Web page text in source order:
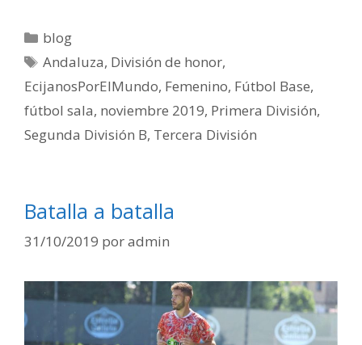
blog
Andaluza, División de honor,
EcijanosPorElMundo, Femenino, Fútbol Base,
fútbol sala, noviembre 2019, Primera División,
Segunda División B, Tercera División
Batalla a batalla
31/10/2019 poradmin